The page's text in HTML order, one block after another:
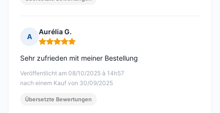
A
Aurélia G.
Hinweis: 5 von 5
Veröffentlicht am 08/10/2025 à 14h57
nach einem Kauf von 30/09/2025
Sehr zufrieden mit meiner Bestellung
Übersetzte Bewertungen